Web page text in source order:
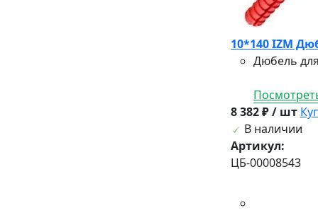
10*140 IZМ
Дюбель
8 382 ₽ / шт
В наличии
Артикул:
ЦБ-00008543